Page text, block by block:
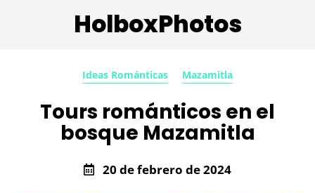
HolboxPhotos
Ideas Románticas Mazamitla
Tours románticos en el
bosque Mazamitla
20 de febrero de 2024